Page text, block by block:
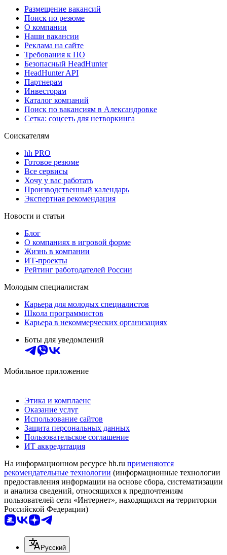
Размещение вакансий
Поиск по резюме
О компании
Наши вакансии
Реклама на сайте
Требования к ПО
Безопасный HeadHunter
HeadHunter API
Партнерам
Инвесторам
Каталог компаний
Поиск по вакансиям в Александровке
Сетка: соцсеть для нетворкинга
Соискателям
hh PRO
Готовое резюме
Все сервисы
Хочу у вас работать
Производственный календарь
Экспертная рекомендация
Новости и статьи
Блог
О компаниях в игровой форме
Жизнь в компании
ИТ-проекты
Рейтинг работодателей России
Молодым специалистам
Карьера для молодых специалистов
Школа программистов
Карьера в некоммерческих организациях
Боты для уведомлений
Мобильное приложение
Этика и комплаенс
Оказание услуг
Использование сайтов
Защита персональных данных
Пользовательское соглашение
ИТ аккредитация
На информационном ресурсе hh.ru применяются
рекомендательные технологии (информационные технологии
предоставления информации на основе сбора, систематизации
и анализа сведений, относящихся к предпочтениям
пользователей сети «Интернет», находящихся на территории
Российской Федерации)
Русский